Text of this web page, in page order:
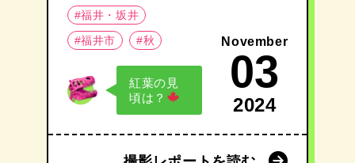
#福井・坂井
#福井市
#秋
紅葉の見
頃は？
November
03
2024